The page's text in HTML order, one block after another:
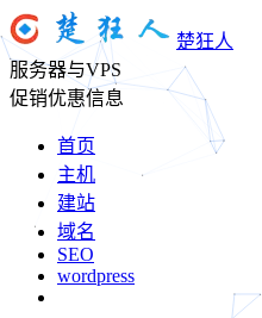
楚狂人
服务器与VPS
促销优惠信息
首页
主机
建站
域名
SEO
wordpress